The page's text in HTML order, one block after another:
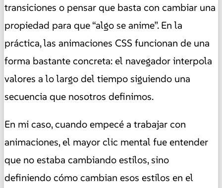
transiciones o pensar que basta con cambiar una
propiedad para que “algo se anime”. En la
práctica, las animaciones CSS funcionan de una
forma bastante concreta: el navegador interpola
valores a lo largo del tiempo siguiendo una
secuencia que nosotros definimos.
En mi caso, cuando empecé a trabajar con
animaciones, el mayor clic mental fue entender
que no estaba cambiando estilos, sino
definiendo cómo cambian esos estilos en el